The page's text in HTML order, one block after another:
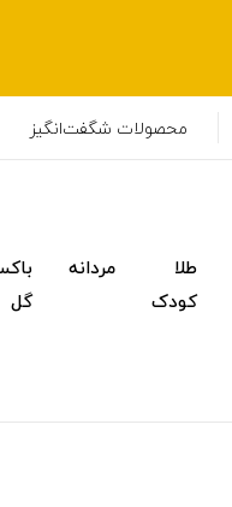
محصولات شگفت‌انگیز
طلا
کودک
مردانه
گل